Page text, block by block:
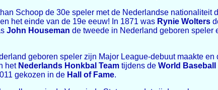
Schoop de 30e speler met de Nederlandse nationaliteit
het einde van de 19e eeuw! In 1871 was Rynie Wolters
John Houseman de tweede in Nederland geboren speler
geboren speler zijn Major League-debuut maakte en
het Nederlands Honkbal Team tijdens de World Baseball
gekozen in de Hall of Fame.